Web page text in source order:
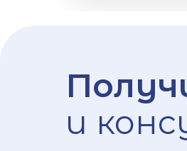
и